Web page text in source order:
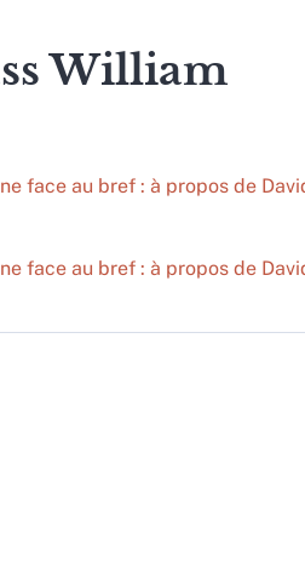
William
face au bref : à propos de
face au bref : à propos de